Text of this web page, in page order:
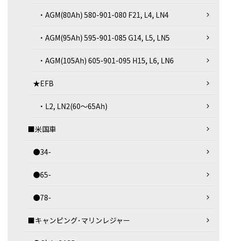
・AGM(80Ah) 580-901-080 F21, L4, LN4
・AGM(95Ah) 595-901-085 G14, L5, LN5
・AGM(105Ah) 605-901-095 H15, L6, LN6
★EFB
・L2, LN2(60～65Ah)
■米国車
●34-
●65-
●78-
■キャンピング･マリンレジャー